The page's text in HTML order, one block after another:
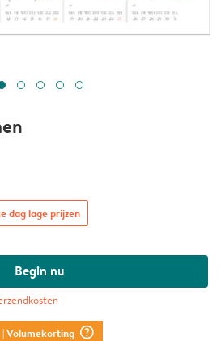
dag lage prijzen
Begin nu
| Volumekorting question_mark_circle